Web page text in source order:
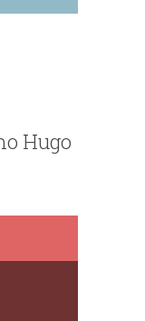
Hugo